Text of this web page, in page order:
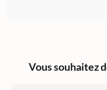
Vous souhaitez